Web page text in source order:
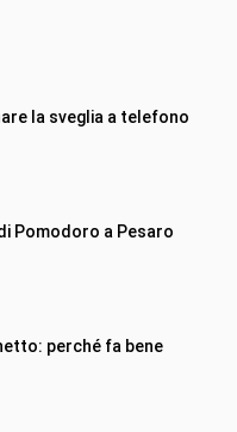
la sveglia a telefono
Pomodoro a Pesaro
perché fa bene